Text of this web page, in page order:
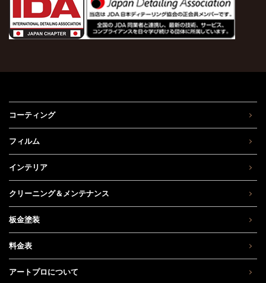
コーティング
フィルム
インテリア
クリーニング＆メンテナンス
板金塗装
料金表
アートプロについて